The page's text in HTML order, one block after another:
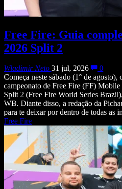
Free Fire: Guia
2026 Split 2
Wladimir Neto 31 jul, 2026
0
Começa neste sábado (1° de
campeonato de Free Fire (FF)
Split 2 (Free Fire World Series
WB. Diante disso, a redação da
para te deixar por dentro de todas
Free Fire